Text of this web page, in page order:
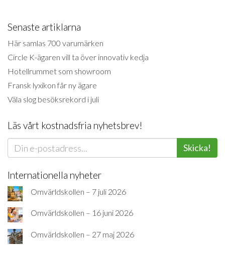
Senaste artiklarna
Här samlas 700 varumärken
Circle K-ägaren vill ta över innovativ kedja
Hotellrummet som showroom
Fransk lyxikon får ny ägare
Väla slog besöksrekord i juli
Läs vårt kostnadsfria nyhetsbrev!
Skicka!
Internationella nyheter
Omvärldskollen – 7 juli 2026
Omvärldskollen – 16 juni 2026
Omvärldskollen – 27 maj 2026